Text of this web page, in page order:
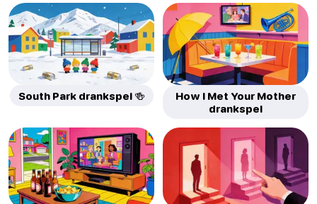
South Park drankspel 🍻
How I Met Your Mother
drankspel